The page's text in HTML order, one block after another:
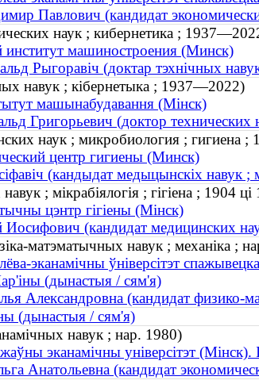
Павлович (кандидат
наук ; кибернетика ;
машиностроения (Минск)
Рыгоравіч (доктар тэхнічных
навук ; кібернетыка ; 1937—2022)
машынабудавання (Мінск)
Григорьевич (доктор
наук ; микробиология ; гигиена
центр гигиены (Минск)
(кандыдат медыцынскіх навук ;
; мікрабіялогія ; гігіена ; 1904
цэнтр гігіены (Мінск)
(кандидат медицинских
матэматычных навук ; механіка ;
эканамічны ўніверсітэт
(дынастыя / сям'я)
Александровна (кандидат физико-
(дынастыя / сям'я)
навук ; нар. 1980)
эканамічны універсітэт (Мінск).
Анатольевна (кандидат